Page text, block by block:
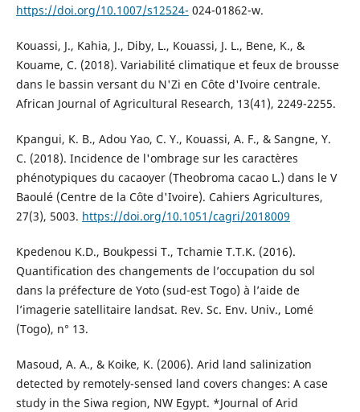
https://doi.org/10.1007/s12524- 024-01862-w.
Kouassi, J., Kahia, J., Diby, L., Kouassi, J. L., Bene, K., &
Kouame, C. (2018). Variabilité climatique et feux de brousse
dans le bassin versant du N'Zi en Côte d'Ivoire centrale.
African Journal of Agricultural Research, 13(41), 2249-2255.
Kpangui, K. B., Adou Yao, C. Y., Kouassi, A. F., & Sangne, Y.
C. (2018). Incidence de l'ombrage sur les caractères
phénotypiques du cacaoyer (Theobroma cacao L.) dans le V
Baoulé (Centre de la Côte d'Ivoire). Cahiers Agricultures,
27(3), 5003. https://doi.org/10.1051/cagri/2018009
Kpedenou K.D., Boukpessi T., Tchamie T.T.K. (2016).
Quantification des changements de l’occupation du sol
dans la préfecture de Yoto (sud-est Togo) à l’aide de
l’imagerie satellitaire landsat. Rev. Sc. Env. Univ., Lomé
(Togo), n° 13.
Masoud, A. A., & Koike, K. (2006). Arid land salinization
detected by remotely-sensed land covers changes: A case
study in the Siwa region, NW Egypt. *Journal of Arid